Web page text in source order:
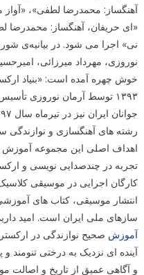
آهنگساز: محمدرضا لطفی»، «آواز
«ای حریفان، آهنگساز:
نی» اجرا می شود. در بیانیه‌ی
نوروزی، مهرداد میرزائی،
خوش چهره آمده است: «بنیاد
۱۳۹۳ توسط آرمان نوروزی
رشته های آهنگسازی و نوازندگی
اهداف اصلی این مجموعه آموزش
تجربه در چندصدایی نویسی و
کارگان اجرایی در موسیقی
انتشار موسیقی، کتاب های
سازهای ملی ایران است. امید
آموزش صحیح نوازندگی در
آینده ای نزدیک به درختی تنومند
و آگاهی عمیق از تاریخ و اصالت